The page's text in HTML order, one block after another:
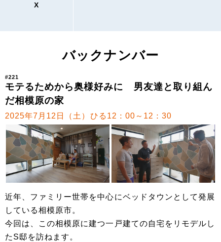
X
バックナンバー
#221
モテるためから奥様好みに 男友達と取り組ん
だ相模原の家
2025年7月12日（土）ひる12：00～12：30
近年、ファミリー世帯を中心にベッドタウンとして発展
している相模原市。
今回は、この相模原に建つ一戸建ての自宅をリモデルし
たS邸を訪ねます。